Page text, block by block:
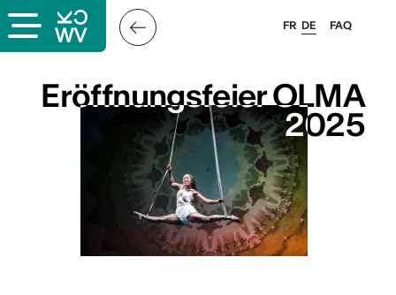
FAQ
FR DE
Eröffnungsfeier OLMA
2025
Eröffnungsfeier OLMA
2025